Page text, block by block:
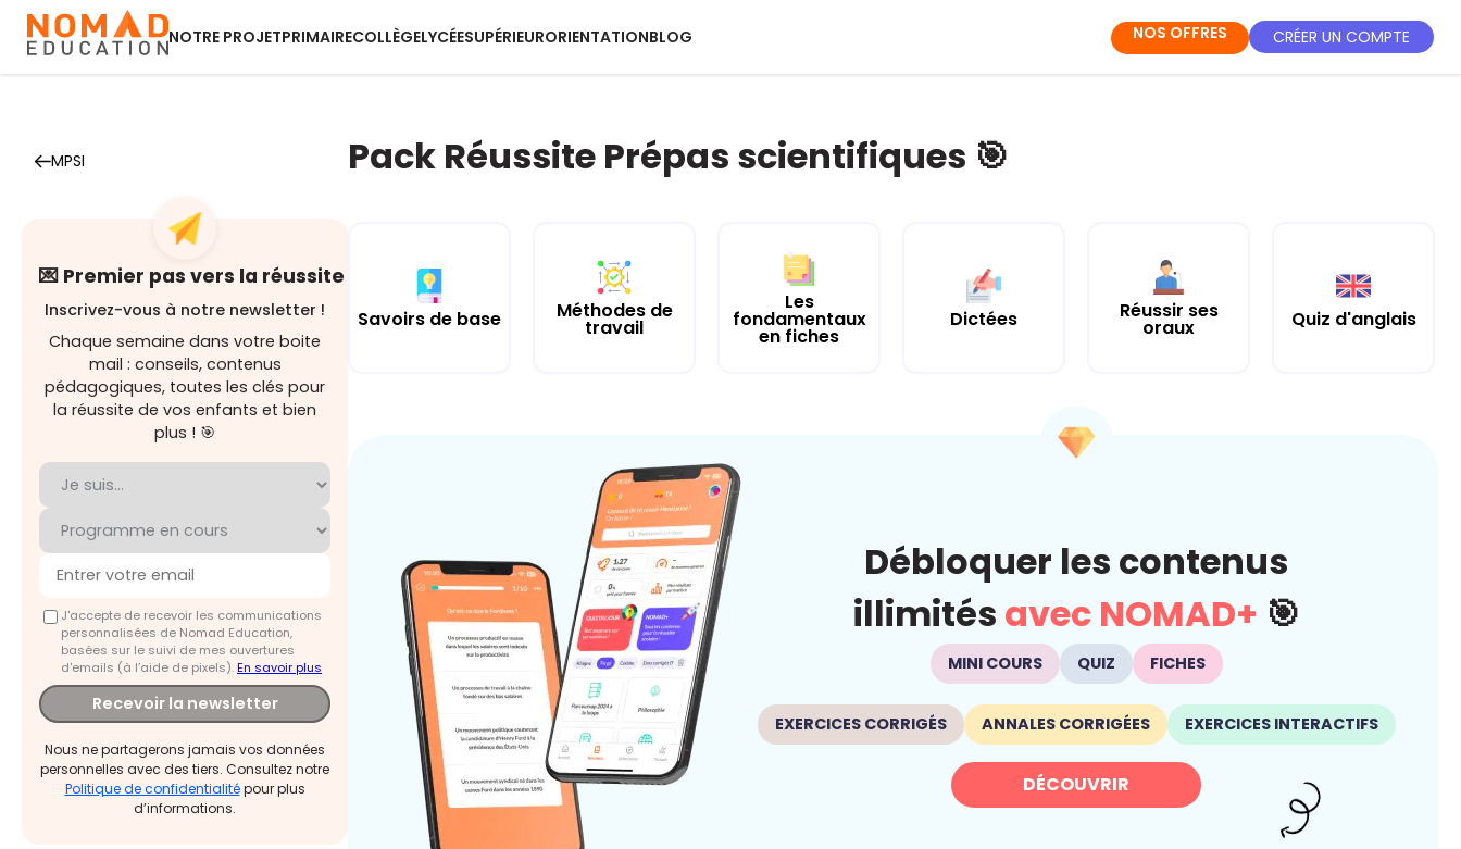
NOTRE PROJETPRIMAIRECOLLÈGELYCÉESUPÉRIEURORIENTATIONBLOG NOS OFFRES CRÉER UN COMPTE
MPSI
💌 Premier pas vers la réussite
Inscrivez-vous à notre newsletter !
Chaque semaine dans votre boite
mail : conseils, contenus
pédagogiques, toutes les clés pour
la réussite de vos enfants et bien
plus ! 🎯
J'accepte de recevoir les communications
personnalisées de Nomad Education,
basées sur le suivi de mes ouvertures
d'emails (à l’aide de pixels).En savoir plus
Recevoir la newsletter
Nous ne partagerons jamais vos données
personnelles avec des tiers. Consultez notre
Politique de confidentialitépour plus
d’informations.
Pack Réussite Prépas scientifiques 🎯
Savoirs de base Méthodes de
travail
Les
fondamentaux
en fiches
Dictées Réussir ses
oraux Quiz d'anglais
Débloquer les contenus
illimités avec NOMAD+ 🎯
MINI COURS QUIZ FICHES
EXERCICES CORRIGÉS ANNALES CORRIGÉES EXERCICES INTERACTIFS
DÉCOUVRIR